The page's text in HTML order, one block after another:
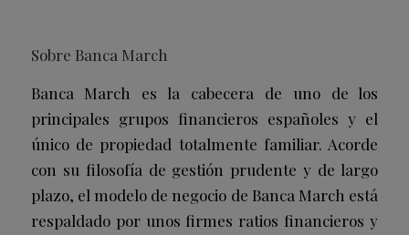
Sobre Banca March
Banca March es la cabecera de uno de los
principales grupos financieros españoles y el
único de propiedad totalmente familiar. Acorde
con su filosofía de gestión prudente y de largo
plazo, el modelo de negocio de Banca March está
respaldado por unos firmes ratios financieros y